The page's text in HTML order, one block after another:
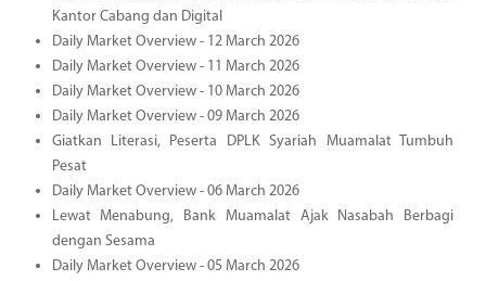
Kantor Cabang dan Digital
Daily Market Overview - 12 March 2026
Daily Market Overview - 11 March 2026
Daily Market Overview - 10 March 2026
Daily Market Overview - 09 March 2026
Giatkan Literasi, Peserta DPLK Syariah Muamalat Tumbuh
Pesat
Daily Market Overview - 06 March 2026
Lewat Menabung, Bank Muamalat Ajak Nasabah Berbagi
dengan Sesama
Daily Market Overview - 05 March 2026